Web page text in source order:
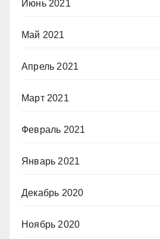
Июнь 2021
Май 2021
Апрель 2021
Март 2021
Февраль 2021
Январь 2021
Декабрь 2020
Ноябрь 2020